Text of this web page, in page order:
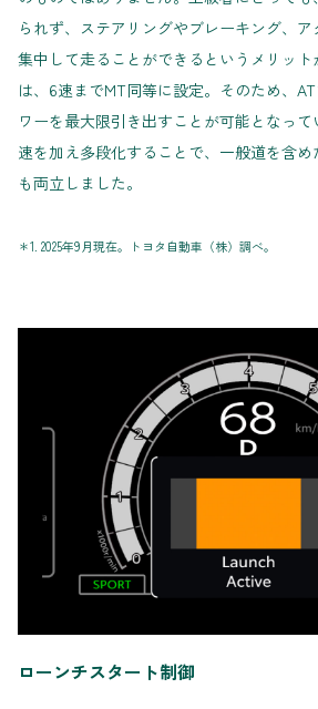
られず、ステアリングやブレーキング、
集中して走ることができるというメリッ
は、6速までMT同等に設定。そのため、
ワーを最大限引き出すことが可能となっ
速を加え多段化することで、一般道を含
も両立しました。
＊1. 2025年9月現在。トヨタ自動車（株）調べ。
ローンチスタート制御